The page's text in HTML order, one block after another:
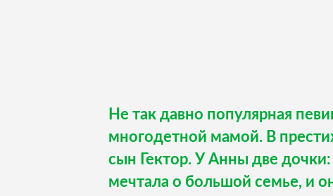
Не так давно популярная
многодетной мамой. В
сын Гектор. У Анны две
мечтала о большой семье, и